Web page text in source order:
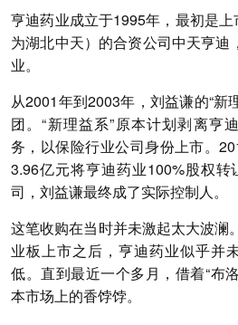
亨迪药业成立于1995年，最初是
为湖北中天）的合资公司中天亨
业。
从2001年到2003年，刘益谦的“新
团。“新理益系”原本计划剥离亨
务，以保险行业公司身份上市。
3.96亿元将亨迪药业100%股权转
司，刘益谦最终成了实际控制人。
这笔收购在当时并未激起太大波澜
业板上市之后，亨迪药业似乎并
低。直到最近一个多月，借着“布
本市场上的香饽饽。